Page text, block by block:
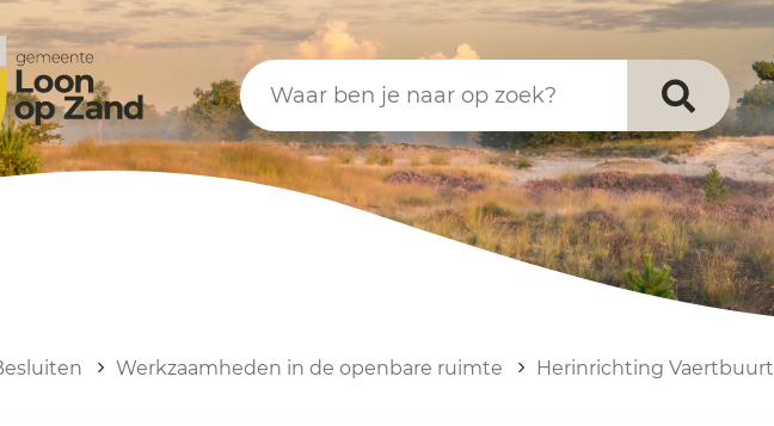
Waar ben je naar op zoek?
Werkzaamheden in de openbare ruimte Herinrichting Vaertbuurt